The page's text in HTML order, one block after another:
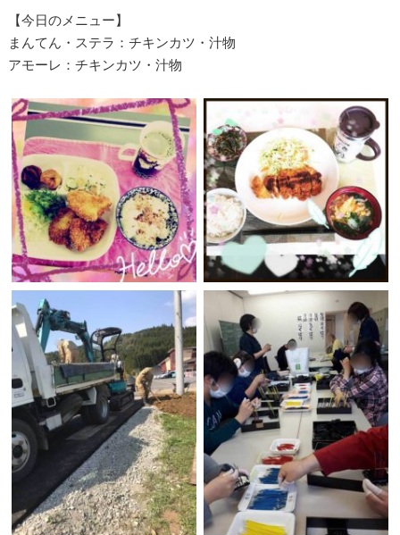
【今日のメニュー】
まんてん・ステラ：チキンカツ・汁物
アモーレ：チキンカツ・汁物